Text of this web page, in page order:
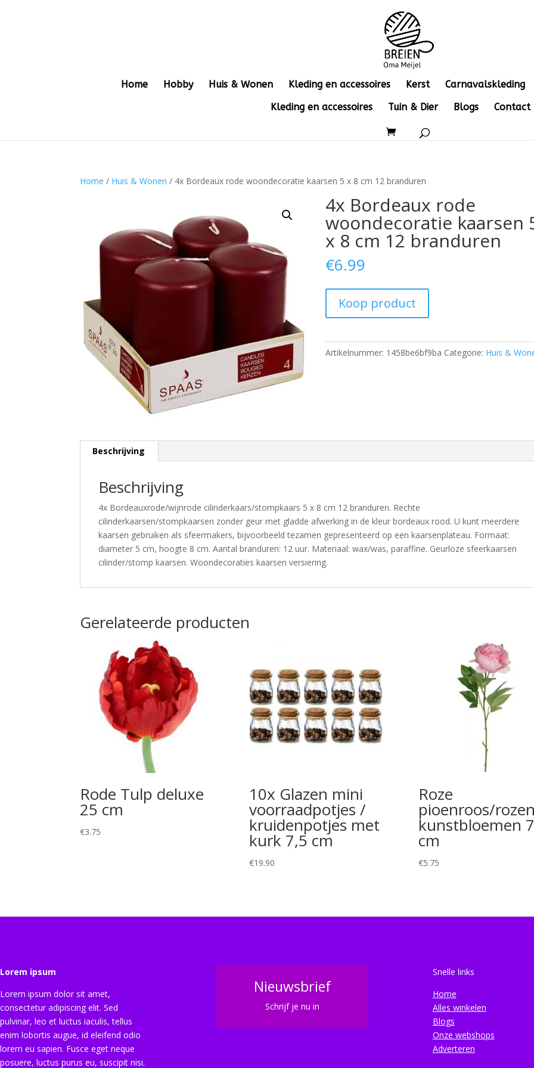
Home Hobby Huis & Wonen Kleding en accessoires Kerst
Carnavalskleding
Kleding en accessoires
Tuin & Dier Blogs Contact
Home / Huis & Wonen / 4x Bordeaux rode woondecoratie kaarsen 5 x 8 cm 12 branduren
4x Bordeaux rode
woondecoratie kaarsen
x 8 cm 12 branduren
€6.99
Koop product
Artikelnummer: 1458be6bf9ba Categorie: Huis &
Beschrijving
Beschrijving
4x Bordeauxrode/wijnrode cilinderkaars/stompkaars 5 x 8 cm 12 branduren. Rechte
cilinderkaarsen/stompkaarsen zonder geur met gladde afwerking in de kleur bordeaux rood. U kunt meerdere
kaarsen gebruiken als sfeermakers, bijvoorbeeld tezamen gepresenteerd op een kaarsenplateau. Formaat:
diameter 5 cm, hoogte 8 cm. Aantal branduren: 12 uur. Materiaal: wax/was, paraffine. Geurloze sfeerkaarsen
cilinder/stomp kaarsen. Woondecoraties kaarsen versiering.
Gerelateerde producten
Rode Tulp deluxe
25 cm
€3.75
10x Glazen mini
voorraadpotjes /
kruidenpotjes met
kurk 7,5 cm
€19.90
Roze
pioenroos/
kunstbloemen
cm
€5.75
Lorem ipsum
Lorem ipsum dolor sit amet,
consectetur adipiscing elit. Sed
pulvinar, leo et luctus iaculis, tellus
enim lobortis augue, id eleifend odio
lorem eu sapien. Fusce eget neque
posuere, luctus purus eu, suscipit nisi.
Nieuwsbrief
Schrijf je nu in
Snelle links
Home
Alles winkelen
Blogs
Onze webshops
Adverteren